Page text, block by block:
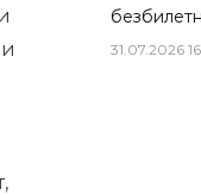
31.07.2026 16